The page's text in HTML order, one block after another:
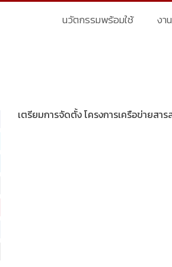
นวัตกรรมพร้อมใช้ งา
เตรียมการจัดตั้ง โครงการเครือข่ายสา